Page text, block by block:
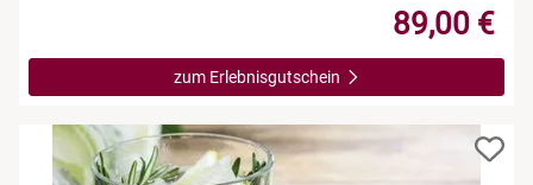
89,00 €
zum Erlebnisgutschein